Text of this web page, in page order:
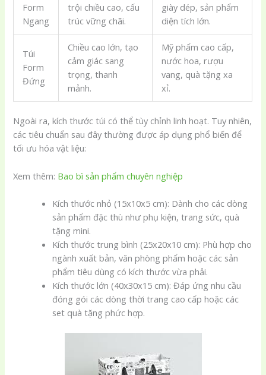
Form
Ngang
trội chiều cao, cấu
trúc vững chãi.
giày dép, sản phẩm
diện tích lớn.
Túi
Form
Đứng
Chiều cao lớn, tạo
cảm giác sang
trọng, thanh
mảnh.
Mỹ phẩm cao cấp,
nước hoa, rượu
vang, quà tặng xa
xỉ.
Ngoài ra, kích thước túi có thể tùy chỉnh linh hoạt. Tuy nhiên,
các tiêu chuẩn sau đây thường được áp dụng phổ biến để
tối ưu hóa vật liệu:
Xem thêm: Bao bì sản phẩm chuyên nghiệp
Kích thước nhỏ (15x10x5 cm): Dành cho các dòng
sản phẩm đặc thù như phụ kiện, trang sức, quà
tặng mini.
Kích thước trung bình (25x20x10 cm): Phù hợp cho
ngành xuất bản, văn phòng phẩm hoặc các sản
phẩm tiêu dùng có kích thước vừa phải.
Kích thước lớn (40x30x15 cm): Đáp ứng nhu cầu
đóng gói các dòng thời trang cao cấp hoặc các
set quà tặng phức hợp.